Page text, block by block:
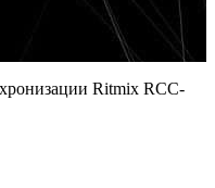
Ritmix RCC-